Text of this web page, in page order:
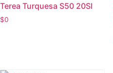
Terea Turquesa S50 20Sl
$0